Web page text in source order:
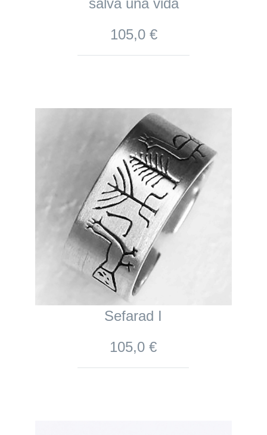
salva una vida
105,0 €
Sefarad I
105,0 €